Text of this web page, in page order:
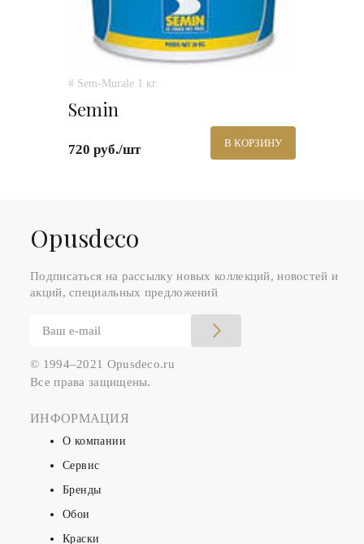
# Sem-Murale 1 кг.
Semin
720 руб./шт В КОРЗИНУ
Оpusdeco
Подписаться на рассылку новых коллекций, новостей и
акций, специальных предложений
© 1994–2021 Opusdeco.ru
Все права защищены.
ИНФОРМАЦИЯ
О компании
Сервис
Бренды
Обои
Краски